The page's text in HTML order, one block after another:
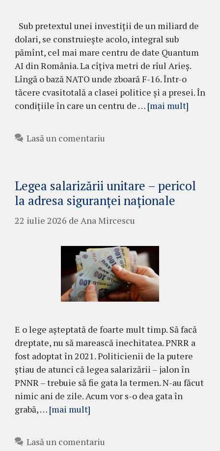
Sub pretextul unei investiţii de un miliard de
dolari, se construieşte acolo, integral sub
pămînt, cel mai mare centru de date Quantum
AI din România. La cîţiva metri de rîul Arieş.
Lîngă o bază NATO unde zboară F-16. Într-o
tăcere cvasitotală a clasei politice și a presei. În
condițiile în care un centru de … [mai mult]
Lasă un comentariu
Legea salarizării unitare – pericol
la adresa siguranței naționale
22 iulie 2026 de Ana Mircescu
E o lege așteptată de foarte mult timp. Să facă
dreptate, nu să marească inechitatea. PNRR a
fost adoptat în 2021. Politicienii de la putere
știau de atunci că legea salarizării – jalon în
PNNR – trebuie să fie gata la termen. N-au făcut
nimic ani de zile. Acum vor s-o dea gata în
grabă, … [mai mult]
Lasă un comentariu